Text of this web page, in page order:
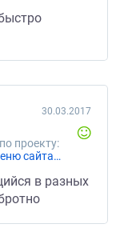
проекту:
«Поправить урл некоторых ссылок с меню сайта с заглавных на прописные буквы»
30.03.2017
в разных